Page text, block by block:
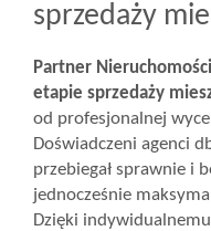
sprzedaży
Partner
etapie sprzedaży
od profesjonalnej
Doświadczeni agenci
przebiegał sprawnie i
jednocześnie
Dzięki